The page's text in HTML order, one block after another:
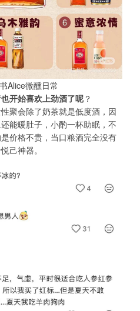
Alice微醺日常
开始喜欢上劲酒了呢 ？
聚会除了奶茶就是低度酒，因
能暖肚子，小酌一杯助眠，不
价格不贵，当口粮酒完全没有
己神器。